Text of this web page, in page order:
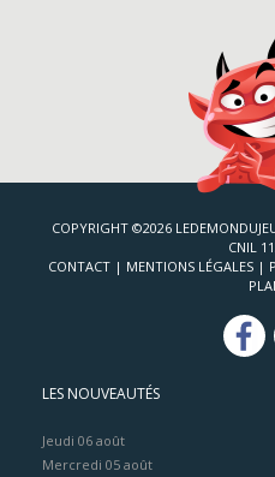
COPYRIGHT ©2026
CNIL
CONTACT | MENTIONS LÉGALES |
LES NOUVEAUTÉS
Jeudi 06 août
Mercredi 05 août